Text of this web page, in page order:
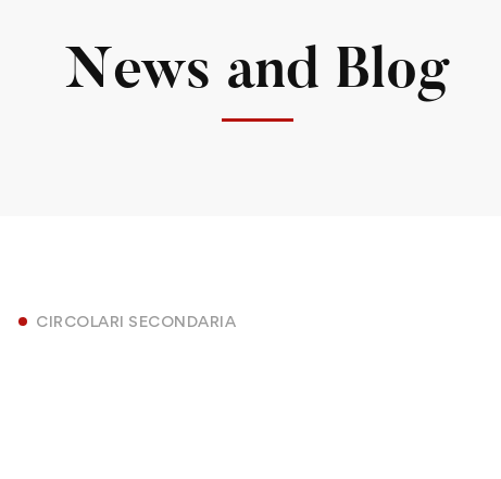
News and Blog
CIRCOLARI SECONDARIA